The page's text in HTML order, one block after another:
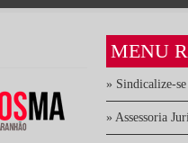
MENU
» Sindicalize-se
» Assessoria